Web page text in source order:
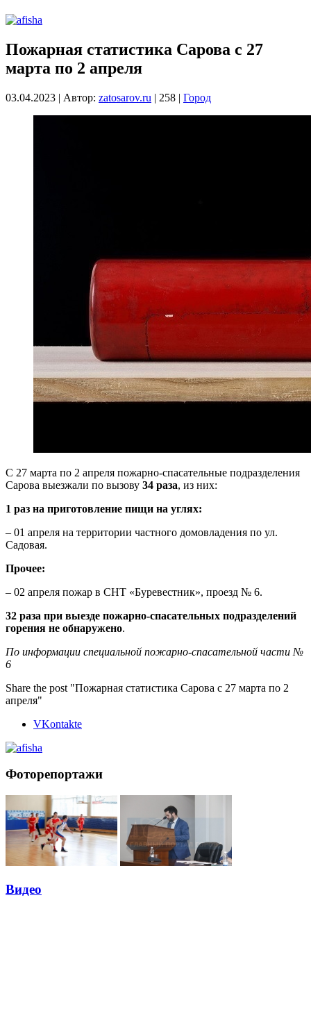
Пожарная статистика Сарова с 27
марта по 2 апреля
03.04.2023 | Автор: zatosarov.ru | 258 | Город
С 27 марта по 2 апреля пожарно-спасательные подразделения
Сарова выезжали по вызову 34 раза, из них:
1 раз на приготовление пищи на углях:
– 01 апреля на территории частного домовладения по ул.
Садовая.
Прочее:
– 02 апреля пожар в СНТ «Буревестник», проезд № 6.
32 раза при выезде пожарно-спасательных подразделений
горения не обнаружено.
По информации специальной пожарно-спасательной части №
6
Share the post "Пожарная статистика Сарова с 27 марта по 2
апреля"
VKontakte
Фоторепортажи
Видео